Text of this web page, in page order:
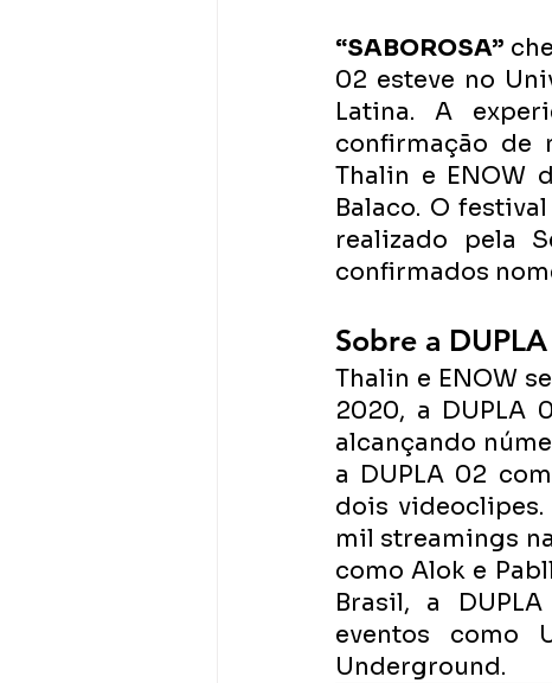
“SABOROSA”
02 esteve no
Latina. A
confirmação de
Thalin e ENOW
Balaco. O
realizado pela
confirmados
Sobre a
Thalin e ENOW
2020, a DUPLA
alcançando
a DUPLA 02
dois videoclipes.
mil streamings
como Alok e
Brasil, a
eventos como
Underground.